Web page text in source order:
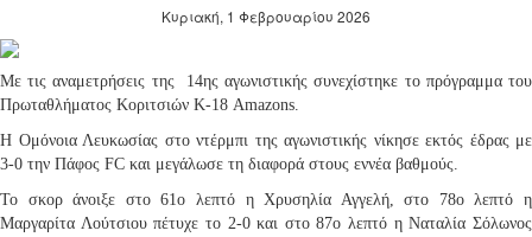
Κυριακή, 1 Φεβρουαρίου 2026
Με τις αναμετρήσεις της 14ης αγωνιστικής συνεχίστηκε το πρόγραμμα του
Πρωταθλήματος Κοριτσιών Κ-18 Amazons.
Η Ομόνοια Λευκωσίας στο ντέρμπι της αγωνιστικής νίκησε εκτός έδρας με
3-0 την Πάφος FC και μεγάλωσε τη διαφορά στους εννέα βαθμούς.
Το σκορ άνοιξε στο 61ο λεπτό η Χρυσηλία Αγγελή, στο 78ο λεπτό η
Μαργαρίτα Λούτσιου πέτυχε το 2-0 και στο 87ο λεπτό η Ναταλία Σόλωνος